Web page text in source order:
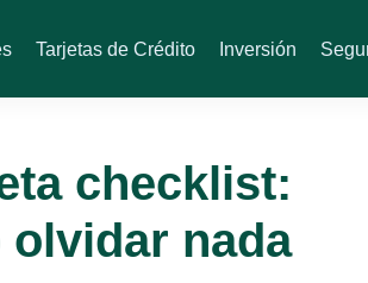
Tarjetas de Crédito Inversión
checklist:
nada